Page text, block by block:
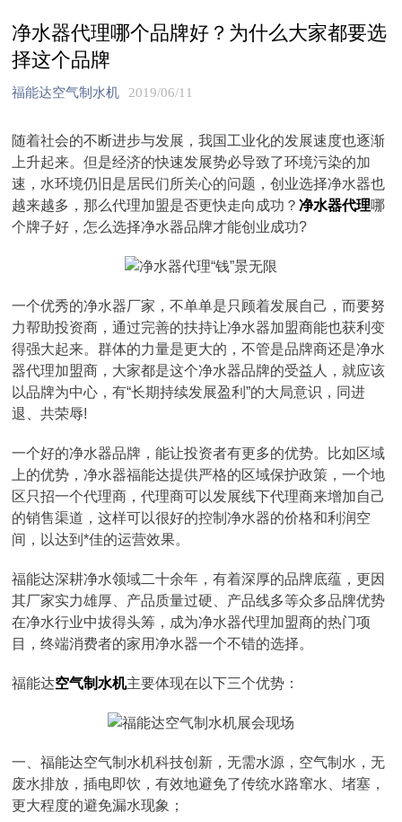
净水器代理哪个品牌好？为什么大家都要选
择这个品牌
福能达空气制水机 2019/06/11
随着社会的不断进步与发展，我国工业化的发展速度也逐渐
上升起来。但是经济的快速发展势必导致了环境污染的加
速，水环境仍旧是居民们所关心的问题，创业选择净水器也
越来越多，那么代理加盟是否更快走向成功？净水器代理哪
个牌子好，怎么选择净水器品牌才能创业成功?
一个优秀的净水器厂家，不单单是只顾着发展自己，而要努
力帮助投资商，通过完善的扶持让净水器加盟商能也获利变
得强大起来。群体的力量是更大的，不管是品牌商还是净水
器代理加盟商，大家都是这个净水器品牌的受益人，就应该
以品牌为中心，有“长期持续发展盈利”的大局意识，同进
退、共荣辱!
一个好的净水器品牌，能让投资者有更多的优势。比如区域
上的优势，净水器福能达提供严格的区域保护政策，一个地
区只招一个代理商，代理商可以发展线下代理商来增加自己
的销售渠道，这样可以很好的控制净水器的价格和利润空
间，以达到*佳的运营效果。
福能达深耕净水领域二十余年，有着深厚的品牌底蕴，更因
其厂家实力雄厚、产品质量过硬、产品线多等众多品牌优势
在净水行业中拔得头筹，成为净水器代理加盟商的热门项
目，终端消费者的家用净水器一个不错的选择。
福能达空气制水机主要体现在以下三个优势：
一、福能达空气制水机科技创新，无需水源，空气制水，无
废水排放，插电即饮，有效地避免了传统水路窜水、堵塞，
更大程度的避免漏水现象；